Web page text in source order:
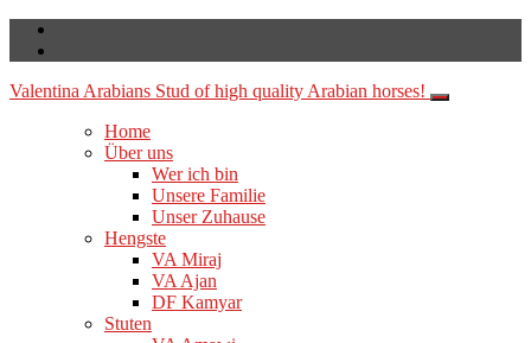
Valentina Arabians Stud of high quality Arabian horses!
Home
Über uns
Wer ich bin
Unsere Familie
Unser Zuhause
Hengste
VA Miraj
VA Ajan
DF Kamyar
Stuten